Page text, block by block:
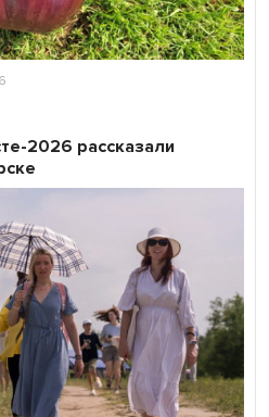
2026 рассказали